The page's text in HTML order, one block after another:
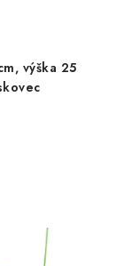
výška 25